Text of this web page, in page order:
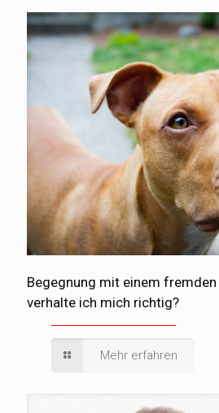
Begegnung mit einem fremden
verhalte ich mich richtig?
Mehr erfahren